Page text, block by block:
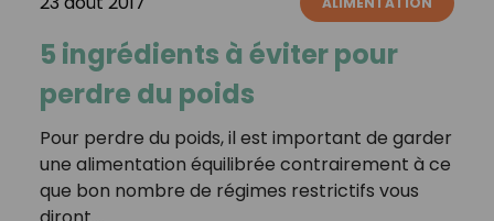
5 ingrédients à éviter pour
perdre du poids
Pour perdre du poids, il est important de garder
une alimentation équilibrée contrairement à ce
que bon nombre de régimes restrictifs vous